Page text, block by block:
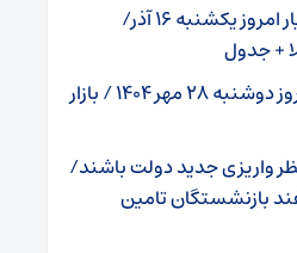
قیمت طلای ۱۸عیار امروز یکشنبه ۱۶ آذر/
+ جدول
قیمت سیمان امروز دوشنبه ۲۸ مهر ۱۴۰۴ / بازار
واریزی جدید دولت باشند/
بازنشستگان تامین